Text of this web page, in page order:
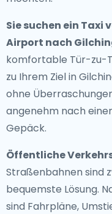
Sie suchen ein Taxi
Airport nach
komfortable Tür-zu-
zu Ihrem Ziel in
ohne
angenehm nach
Gepäck.
Öffentliche
Straßenbahnen sind
bequemste Lösung.
sind Fahrpläne,